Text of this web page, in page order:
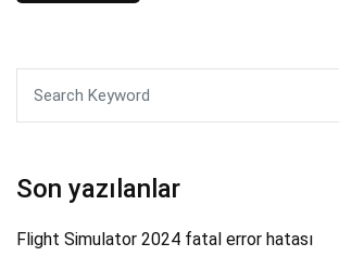
Son yazılanlar
Flight Simulator 2024 fatal error hatası